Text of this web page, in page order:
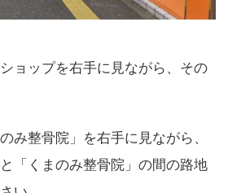
ョップを右手に見ながら、その
み整骨院」を右手に見ながら、
「くまのみ整骨院」の間の路地